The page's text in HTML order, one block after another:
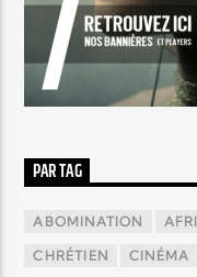
PAR TAG
ABOMINATION
CHRÉTIEN CINÉMA